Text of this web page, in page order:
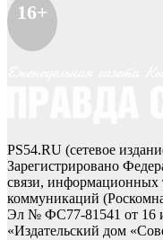
16+
PS54.RU (сетевое
Зарегистрировано
связи, информационных
коммуникаций
Эл № ФС77-81541 от 16
«Издательский дом